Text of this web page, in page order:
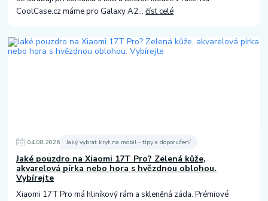
CoolCase.cz máme pro Galaxy A2...číst celé
04.08.2026 Jaký vybrat kryt na mobil - tipy a doporučení
Jaké pouzdro na Xiaomi 17T Pro? Zelená kůže,
akvarelová pírka nebo hora s hvězdnou oblohou.
Vybírejte
Xiaomi 17T Pro má hliníkový rám a skleněná záda. Prémiové